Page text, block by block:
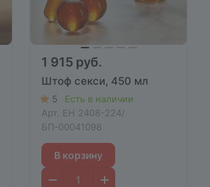
1 915 руб.
Штоф секси, 450 мл
5
Есть в наличии
Арт. EH 2408-224/
БП-00041098
В корзину